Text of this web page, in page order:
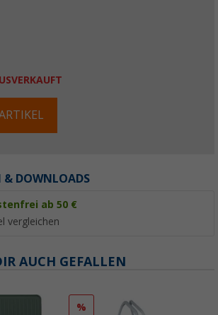
& DOWNLOADS
ab 50 €
vergleichen
AUCH GEFALLEN
%